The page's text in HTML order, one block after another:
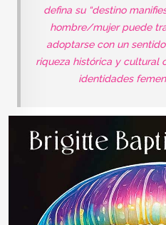
defina su “destino
hombre/mujer puede
adoptarse con un
riqueza histórica y cultural
identidades